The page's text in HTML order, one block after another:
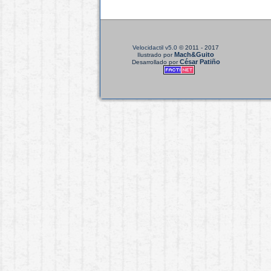
Velocidactil v5.0 © 2011 - 2017
Ilustrado porMach&Guito
Desarrollado porCésar Patiño